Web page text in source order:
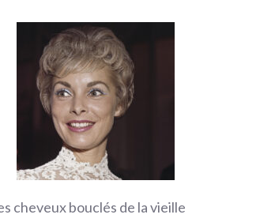
cheveux bouclés de la vieille